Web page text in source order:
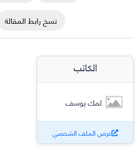
نسخ رابط المقالة
الكاتب
لمك يوسف
عرض الملف الشخصي